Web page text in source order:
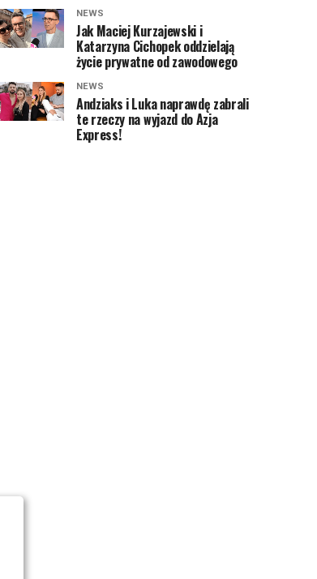
NEWS
Jak Maciej Kurzajewski i
Katarzyna Cichopek oddzielają
życie prywatne od zawodowego
NEWS
Andziaks i Luka naprawdę zabrali
te rzeczy na wyjazd do Azja
Express!